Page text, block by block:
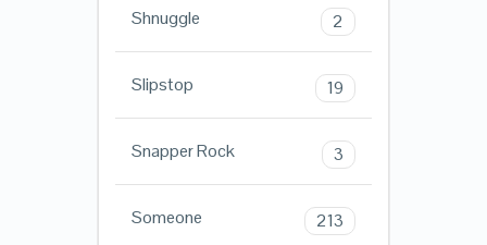
Shnuggle 2
Slipstop 19
Snapper Rock 3
Someone 213